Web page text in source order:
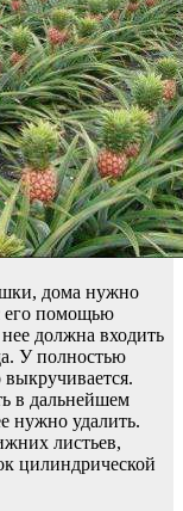
дома нужно
его помощью
должна входить
У полностью
в дальнейшем
нужно удалить.
листьев,
цилиндрической